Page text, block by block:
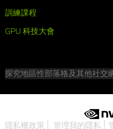
訓練課程
GPU 科技大會
探究地區性部落格及其他社交
隱私權政策 管理我的隱私